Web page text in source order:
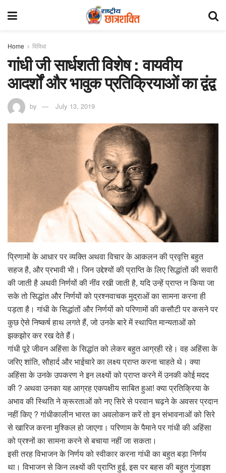
Home विविधा
गांधी जी सार्धशती विशेष : वायवीय
आदर्शों और भावुक प्रतिक्रियाओं का द्वंद्व
by July 13, 2019
प्रिणामों के आधार पर व्यक्ति अथवा विचार के आकलन की प्रवृत्ति बहुत
सहज है, और प्रभावी भी। जिन उद्देश्यों की प्राप्ति के लिए सिद्धांतों की सवारी
की जाती है अथवी निर्णयों की नींव रखी जाती है, यदि उन्हें प्राप्त न किया जा
सके तो सिद्धांत और निर्णयों को प्रश्नवाचक मुद्राओं का सामना करना ही
पड़ता है। गांधी के सिद्धांतों और निर्णयों को परिणामों की कसौटी पर कसने पर
कुछ ऐसे निष्कर्ष हाथ लगते हैं, जो उनके बारे में स्थापित मान्यताओं को
झकझोर कर रख देते हैं।
गांधी पूरे जीवन अहिंसा के सिद्धांत को लेकर बहुत आग्रही रहे। वह अहिंसा के
जरिए शांति, सौहार्द और भाईचारे का लक्ष्य प्राप्त करना चाहते थे। क्या
अहिंसा के उनके उपकरण ने इन लक्ष्यों को प्राप्त करने में उनकी कोई मदद
की ? अथवा उनका यह आग्रह एकपक्षीय साबित हुआ! क्या प्रतिक्रिया के
अभाव की स्थिति ने क्रूरताओं को नए सिरे से परवान चढ़ने के अवसर प्रदान
नहीं किए ? गांधीकालीन भारत का अवलोकन करें तो इन संभावनाओं को सिरे
से खारिज करना मुश्किल हो जाएगा। परिणाम के पैमाने पर गांधी की अहिंसा
को प्रश्नों का सामना करने से बचाया नहीं जा सकता।
इसी तरह विभाजन के निर्णय को स्वीकार करना गांधी का बहुत बड़ा निर्णय
था। विभाजन से किन लक्ष्यों की प्राप्ति हुई, इस पर बहस की बहुत गुंजाइश